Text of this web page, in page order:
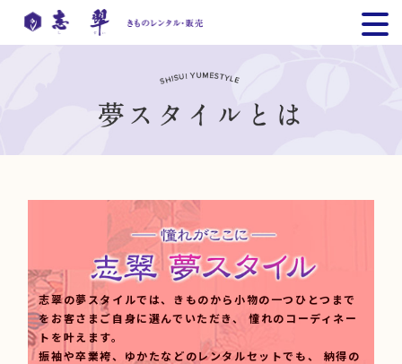
志翠の夢スタイルでは、きものから小物の一つひとつまで
をお客さまご自身に選んでいただき、
憧れのコーディネー
トを叶えます。
振袖や卒業袴、ゆかたなどのレンタルセットでも、
納得の